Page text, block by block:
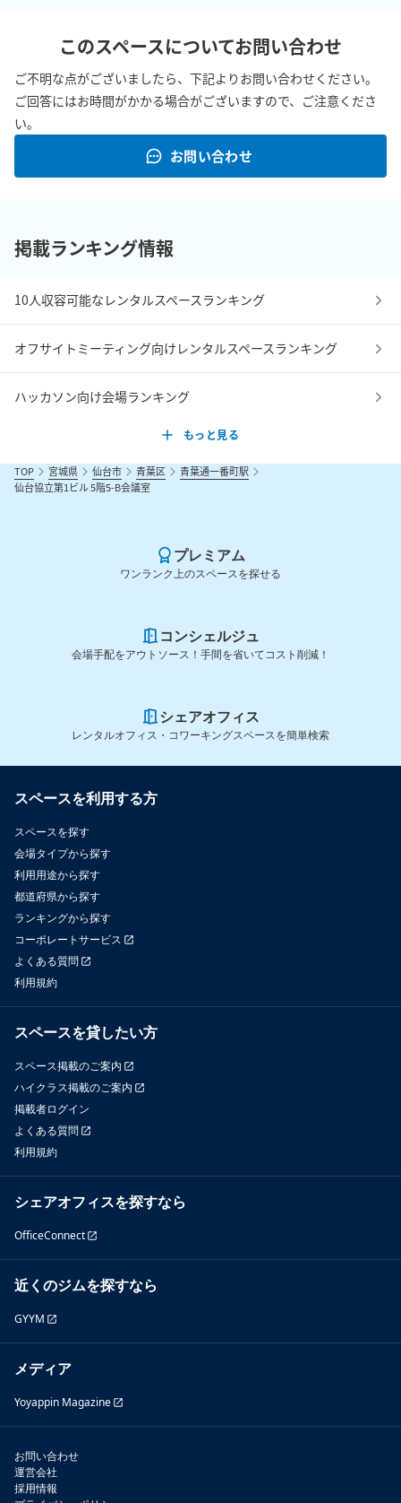
・荷物の事前預かりは会議室ご利用前営業日必着のみ承ります
・荷物のご返送はご利用当日のクロネコヤマトさんの集荷時間内
のみ承ります。
（集荷時間を超える場合は、翌営業日発送となりますので、予め
ご了承ください）
・返送は着払いのみとなります
・仙台協立第1ビル1FCOMPASSにお送りくださいませ。会議室ご
住所：仙台市青葉区国分町1丁目8番13号　仙台協立第1ビル1F
受取時間：平日10:00～17:00
【領収書について】
領収書の発行は行っておりません。
ールに予約内容が全て記載してありますので、印刷して、クレジ
ットカード明細か銀行振込明細を添付することで経費精算と会計
会社や団体の経費精算や会計処理には、ご予約時にお送りするメ
ールに予約内容が全て記載してありますので、そちらの内容が請
国分町飲食店街　徒歩5分
フォーラス　徒歩5分
セブンイレブン　徒歩3分
ドンキホーテ　徒歩5分
このスペースについてお問い合わせ
ご不明な点がございましたら、下記よりお問い合わせください。
ご回答にはお時間がかかる場合がございますので、ご注意くださ
い。
お問い合わせ
掲載ランキング情報
10人収容可能なレンタルスペースランキング
オフサイトミーティング向けレンタルスペースランキング
ハッカソン向け会場ランキング
もっと見る
TOP 宮城県 仙台市 青葉区
青葉通一番町駅
仙台協立第1ビル 5階5-B会議室
プレミアム
ワンランク上のスペースを探せる
コンシェルジュ
会場手配をアウトソース！手間を省いてコスト削減！
シェアオフィス
レンタルオフィス・コワーキングスペースを簡単検索
スペースを利用する方
スペースを探す
会場タイプから探す
利用用途から探す
都道府県から探す
ランキングから探す
コーポレートサービス
よくある質問
利用規約
スペースを貸したい方
スペース掲載のご案内
ハイクラス掲載のご案内
掲載者ログイン
よくある質問
利用規約
シェアオフィスを探すなら
OfficeConnect
近くのジムを探すなら
GYYM
メディア
Yoyappin Magazine
お問い合わせ
運営会社
採用情報